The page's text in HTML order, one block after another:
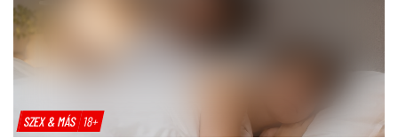
SZEX & MÁS 18+